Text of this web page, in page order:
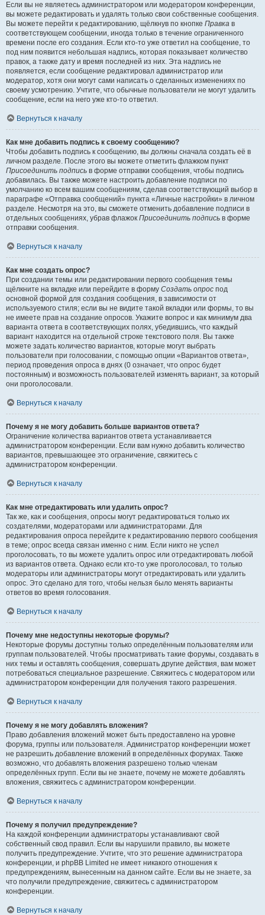
Если вы не являетесь администратором или модератором конференции,
вы можете редактировать и удалять только свои собственные сообщения.
Вы можете перейти к редактированию, щёлкнув по кнопке Правка в
соответствующем сообщении, иногда только в течение ограниченного
времени после его создания. Если кто-то уже ответил на сообщение, то
под ним появится небольшая надпись, которая показывает количество
правок, а также дату и время последней из них. Эта надпись не
появляется, если сообщение редактировал администратор или
модератор, хотя они могут сами написать о сделанных изменениях по
своему усмотрению. Учтите, что обычные пользователи не могут удалить
сообщение, если на него уже кто-то ответил.
Вернуться к началу
Как мне добавить подпись к своему сообщению?
Чтобы добавить подпись к сообщению, вы должны сначала создать её в
личном разделе. После этого вы можете отметить флажком пункт
Присоединить подпись в форме отправки сообщения, чтобы подпись
добавилась. Вы также можете настроить добавление подписи по
умолчанию ко всем вашим сообщениям, сделав соответствующий выбор в
параграфе «Отправка сообщений» пункта «Личные настройки» в личном
разделе. Несмотря на это, вы сможете отменить добавление подписи в
отдельных сообщениях, убрав флажок Присоединить подпись в форме
отправки сообщения.
Вернуться к началу
Как мне создать опрос?
При создании темы или редактировании первого сообщения темы
щёлкните на вкладке или перейдите в форму Создать опрос под
основной формой для создания сообщения, в зависимости от
используемого стиля; если вы не видите такой вкладки или формы, то вы
не имеете прав на создание опросов. Укажите вопрос и как минимум два
варианта ответа в соответствующих полях, убедившись, что каждый
вариант находится на отдельной строке текстового поля. Вы также
можете задать количество вариантов, которые могут выбрать
пользователи при голосовании, с помощью опции «Вариантов ответа»,
период проведения опроса в днях (0 означает, что опрос будет
постоянным) и возможность пользователей изменять вариант, за который
они проголосовали.
Вернуться к началу
Почему я не могу добавить больше вариантов ответа?
Ограничение количества вариантов ответа устанавливается
администратором конференции. Если вам нужно добавить количество
вариантов, превышающее это ограничение, свяжитесь с
администратором конференции.
Вернуться к началу
Как мне отредактировать или удалить опрос?
Так же, как и сообщения, опросы могут редактироваться только их
создателями, модераторами или администраторами. Для
редактирования опроса перейдите к редактированию первого сообщения
в теме; опрос всегда связан именно с ним. Если никто не успел
проголосовать, то вы можете удалить опрос или отредактировать любой
из вариантов ответа. Однако если кто-то уже проголосовал, то только
модераторы или администраторы могут отредактировать или удалить
опрос. Это сделано для того, чтобы нельзя было менять варианты
ответов во время голосования.
Вернуться к началу
Почему мне недоступны некоторые форумы?
Некоторые форумы доступны только определённым пользователям или
группам пользователей. Чтобы просматривать такие форумы, создавать в
них темы и оставлять сообщения, совершать другие действия, вам может
потребоваться специальное разрешение. Свяжитесь с модератором или
администратором конференции для получения такого разрешения.
Вернуться к началу
Почему я не могу добавлять вложения?
Право добавления вложений может быть предоставлено на уровне
форума, группы или пользователя. Администратор конференции может
не разрешить добавление вложений в определённых форумах. Также
возможно, что добавлять вложения разрешено только членам
определённых групп. Если вы не знаете, почему не можете добавлять
вложения, свяжитесь с администратором конференции.
Вернуться к началу
Почему я получил предупреждение?
На каждой конференции администраторы устанавливают свой
собственный свод правил. Если вы нарушили правило, вы можете
получить предупреждение. Учтите, что это решение администратора
конференции, и phpBB Limited не имеет никакого отношения к
предупреждениям, вынесенным на данном сайте. Если вы не знаете, за
что получили предупреждение, свяжитесь с администратором
конференции.
Вернуться к началу